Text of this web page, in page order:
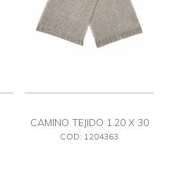
CAMINO TEJIDO 1.20 X 30
COD: 1204363